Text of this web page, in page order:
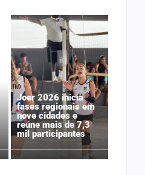
Joer 2026 inicia
fases regionais em
nove cidades e
reúne mais de 7,3
mil participantes